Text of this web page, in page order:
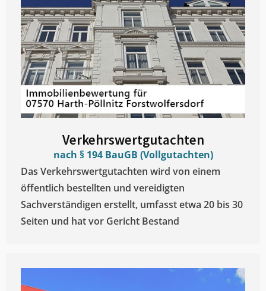
Verkehrswertgutachten
nach § 194 BauGB (Vollgutachten)
Das Verkehrswertgutachten wird von einem
öffentlich bestellten und vereidigten
Sachverständigen erstellt, umfasst etwa 20 bis 30
Seiten und hat vor Gericht Bestand